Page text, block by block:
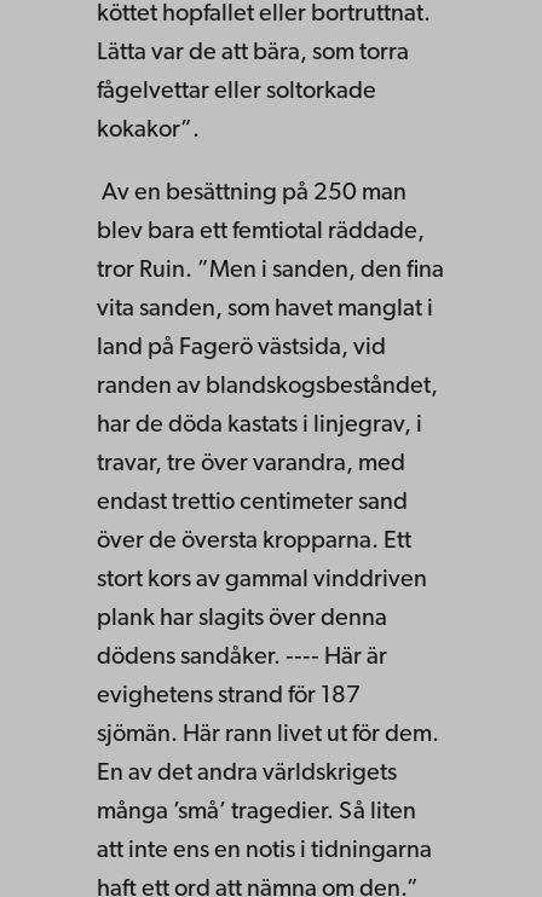
köttet hopfallet eller bort­ruttnat.
Lätta var de att bära, som torra
fågelvettar eller soltorkade
kokakor”.
Av en besättning på 250 man
blev bara ett femtiotal räddade,
tror Ruin. ”Men i sanden, den fina
vita sanden, som havet manglat i
land på Fagerö västsida, vid
randen av blandskogsbeståndet,
har de döda kastats i linjegrav, i
travar, tre över varandra, med
endast trettio centimeter sand
över de översta kropparna. Ett
stort kors av gammal vinddriven
plank har slagits över denna
dödens sandåker. ‑‑‑‑ Här är
evighetens strand för 187
sjömän. Här rann livet ut för dem.
En av det andra världskrigets
många ’små’ tragedier. Så liten
att inte ens en notis i tidningarna
haft ett ord att nämna om den.”